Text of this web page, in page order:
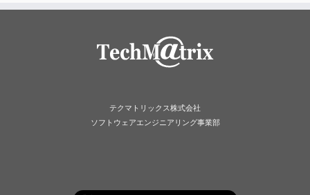
テクマトリックス株式会社
ソフトウェアエンジニアリング事業部